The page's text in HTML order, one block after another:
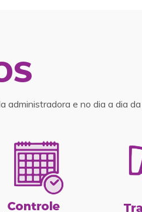
e no dia a dia